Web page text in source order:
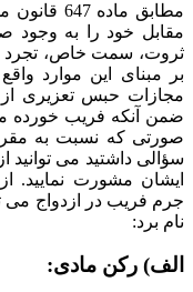
مطابق
مقابل خود را به وجود
ثروت، سمت خاص، تجرد
بر مبنای این موارد
مجازات حبس تعزیری
ضمن آنکه فریب خورده می
صورتی که نسبت به
سؤالی داشتید می توانید از
ایشان مشورت
جرم فریب در ازدواج می
نام برد:
الف) رکن مادی: